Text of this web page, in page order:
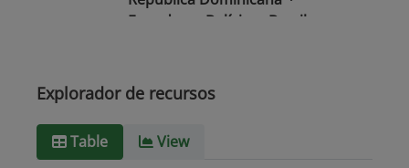
Equador
Bolívia
Brasil
Guatemala
Tipo de
text/csv
Explorador de recursos
Table View